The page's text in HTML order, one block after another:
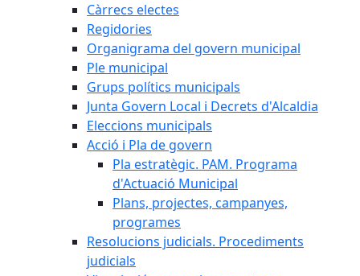
Càrrecs electes
Regidories
Organigrama del govern municipal
Ple municipal
Grups polítics municipals
Junta Govern Local i Decrets d'Alcaldia
Eleccions municipals
Acció i Pla de govern
Pla estratègic. PAM. Programa
d'Actuació Municipal
Plans, projectes, campanyes,
programes
Resolucions judicials. Procediments
judicials